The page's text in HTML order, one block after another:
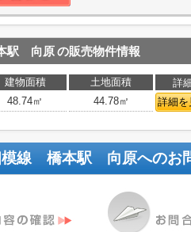
駅 向原 の販売物件情報
建物面積 土地面積 詳
48.74㎡ 44.78㎡ 詳細を
線 橋本駅 向原へのお